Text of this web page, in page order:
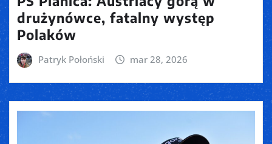
drużynówce, fatalny występ
Polaków
Patryk Połoński mar 28, 2026